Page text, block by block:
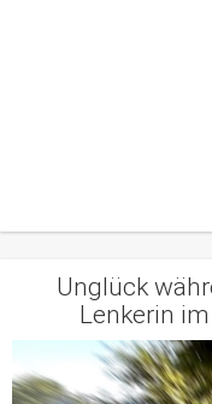
Unglück
Lenkerin